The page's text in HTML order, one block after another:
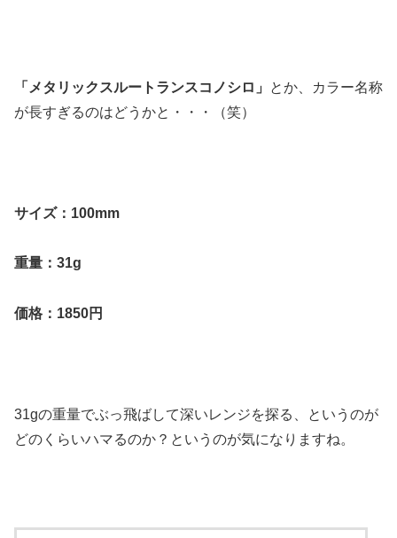
「メタリックスルートランスコノシロ」
とか、カラー名称
が長すぎるのはどうかと・・・（笑）
サイズ：100mm
重量：31g
価格：1850円
31gの重量でぶっ飛ばして深いレンジを探る、というのが
どのくらいハマるのか？というのが気になりますね。